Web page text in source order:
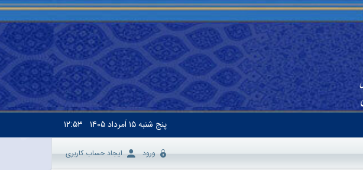
پنج شنبه۱۵ اَمرداد ۱۴۰۵ ۱۲:۵۳
ورود ایجاد حساب کاربری